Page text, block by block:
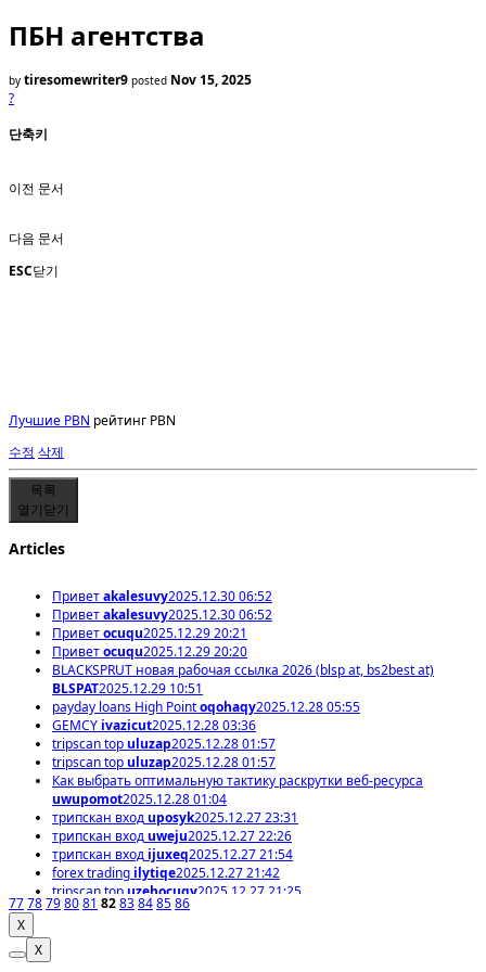
ПБН агентства
by tiresomewriter9 posted Nov 15, 2025
?
단축키
이전 문서
다음 문서
ESC닫기
Лучшие PBN рейтинг PBN
수정 삭제
목록
열기닫기
Articles
Приветakalesuvy2025.12.30 06:52
Приветakalesuvy2025.12.30 06:52
Приветocuqu2025.12.29 20:21
Приветocuqu2025.12.29 20:20
BLACKSPRUT новая рабочая ссылка 2026 (blsp at, bs2best at)
BLSPAT2025.12.29 10:51
payday loans High Pointoqohaqy2025.12.28 05:55
GEMCY ivazicut2025.12.28 03:36
tripscan topuluzap2025.12.28 01:57
tripscan topuluzap2025.12.28 01:57
Как выбрать оптимальную тактику раскрутки веб-ресурса
uwupomot2025.12.28 01:04
трипскан входuposyk2025.12.27 23:31
трипскан входuweju2025.12.27 22:26
трипскан вход ijuxeq2025.12.27 21:54
forex trading ilytiqe2025.12.27 21:42
tripscan topuzehocuqy2025.12.27 21:25
7778798081 8283848586
X
X